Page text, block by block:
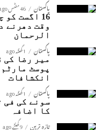
پاکستان 46 منٹس ago
16 اگست
وقت دھرنے
الرحمان
پاکستان 1 گھنٹہ ago
میر رضا کی
پوسٹ
انکشافات
پاکستان 1 گھنٹہ ago
کا اضافہ
تازہ ترین 9 گھنٹے ago